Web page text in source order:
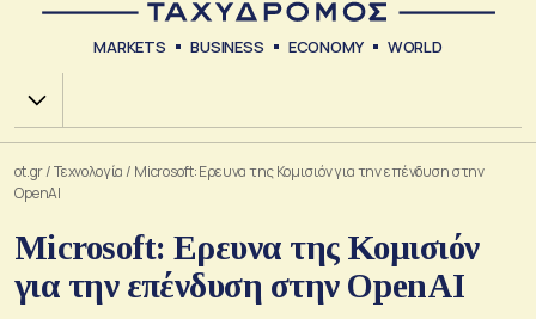
MARKETS BUSINESS ECONOMY WORLD
Χ.Α.
ot.gr/Τεχνολογία / Microsoft: Ερευνα της Κομισιόν για την επένδυση στην
OpenAI
Microsoft: Ερευνα της Κομισιόν
για την επένδυση στην OpenAI